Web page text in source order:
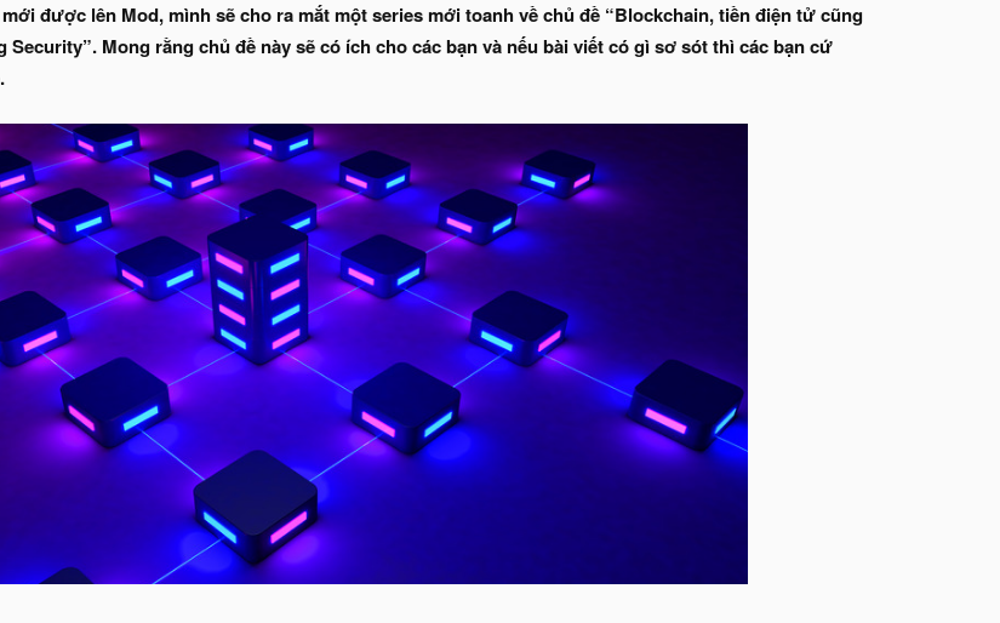
được lên Mod, mình sẽ cho ra mắt một series mới toanh về chủ đề “Blockchain, tiền điện tử cũng
Mong rằng chủ đề này sẽ có ích cho các bạn và nếu bài viết có gì sơ sót thì các bạn cứ